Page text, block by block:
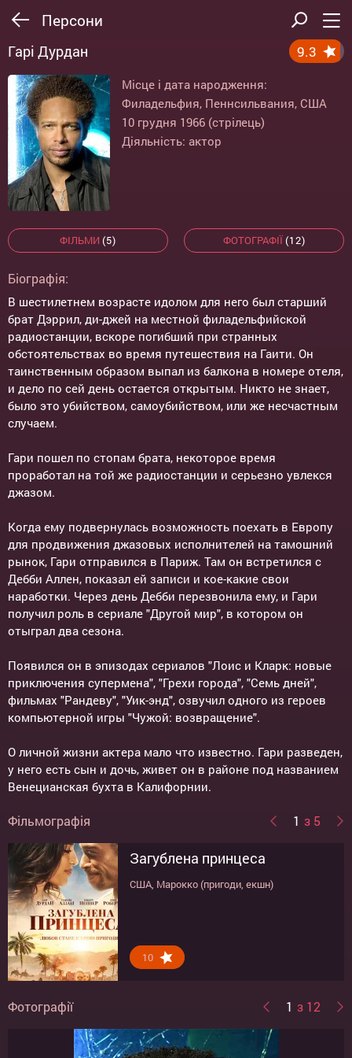
Персони
Гарі Дурдан 9.3
Місце і дата народження:
Филадельфия, Пеннсильвания, США
10 грудня 1966 (стрілець)
Діяльність: актор
ФІЛЬМИ (5) ФОТОГРАФІЇ(12)
Біографія:
В шестилетнем возрасте идолом для него был старший
брат Дэррил, ди-джей на местной филадельфийской
радиостанции, вскоре погибший при странных
обстоятельствах во время путешествия на Гаити. Он
таинственным образом выпал из балкона в номере отеля,
и дело по сей день остается открытым. Никто не знает,
было это убийством, самоубийством, или же несчастным
случаем.
Гари пошел по стопам брата, некоторое время
проработал на той же радиостанции и серьезно увлекся
джазом.
Когда ему подвернулась возможность поехать в Европу
для продвижения джазовых исполнителей на тамошний
рынок, Гари отправился в Париж. Там он встретился с
Дебби Аллен, показал ей записи и кое-какие свои
наработки. Через день Дебби перезвонила ему, и Гари
получил роль в сериале "Другой мир", в котором он
отыграл два сезона.
Появился он в эпизодах сериалов "Лоис и Кларк: новые
приключения супермена", "Грехи города", "Семь дней",
фильмах "Рандеву", "Уик-энд", озвучил одного из героев
компьютерной игры "Чужой: возвращение".
О личной жизни актера мало что известно. Гари разведен,
у него есть сын и дочь, живет он в районе под названием
Венецианская бухта в Калифорнии.
Фільмографія 1 з 5
Загублена принцеса
США, Марокко (пригоди, екшн)
10
День розплати
Марокко, США (бойовик, мелодрама)
6.8
Холодна кров
Україна, Франція (трилер, екшн)
6.7
Бетмен: Лицар Готему
США, Япония (бойовик, мультфільм)
7.9
Місто терору
США (бойовик)
7.6
Фотографії 1 з 12